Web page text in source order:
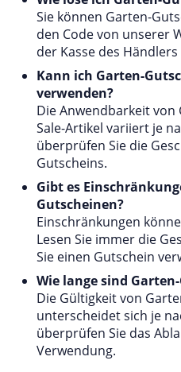
Sie können Garten-
den Code von unserer
der Kasse des
Kann ich Garten-
verwenden?
Die Anwendbarkeit
Sale-Artikel variiert je
überprüfen Sie die
Gutscheins.
Gibt es
Gutscheinen?
Einschränkungen
Lesen Sie immer die
Sie einen Gutschein
Wie lange sind
Die Gültigkeit von
unterscheidet sich je
überprüfen Sie das
Verwendung.